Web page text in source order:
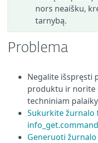
nors neaišku,
tarnybą.
Problema
Negalite išspręsti
produktu ir norite
techniniam
Sukurkite žurnalo
info_get.command
Generuoti